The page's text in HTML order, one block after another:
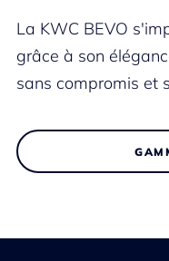
La KWC BEVO
grâce à son
sans compromis et